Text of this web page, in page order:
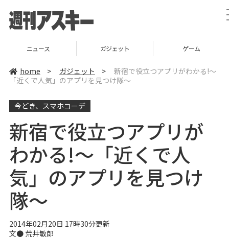
ニュース ガジェット ゲーム
home > ガジェット >
新宿で役立つアプリがわかる!～
「近くで人気」のアプリを見つけ隊～
今どき、スマホコーデ
新宿で役立つアプリが
わかる!～「近くで人
気」のアプリを見つけ
隊～
2014年02月20日 17時30分更新
文● 荒井敏郎